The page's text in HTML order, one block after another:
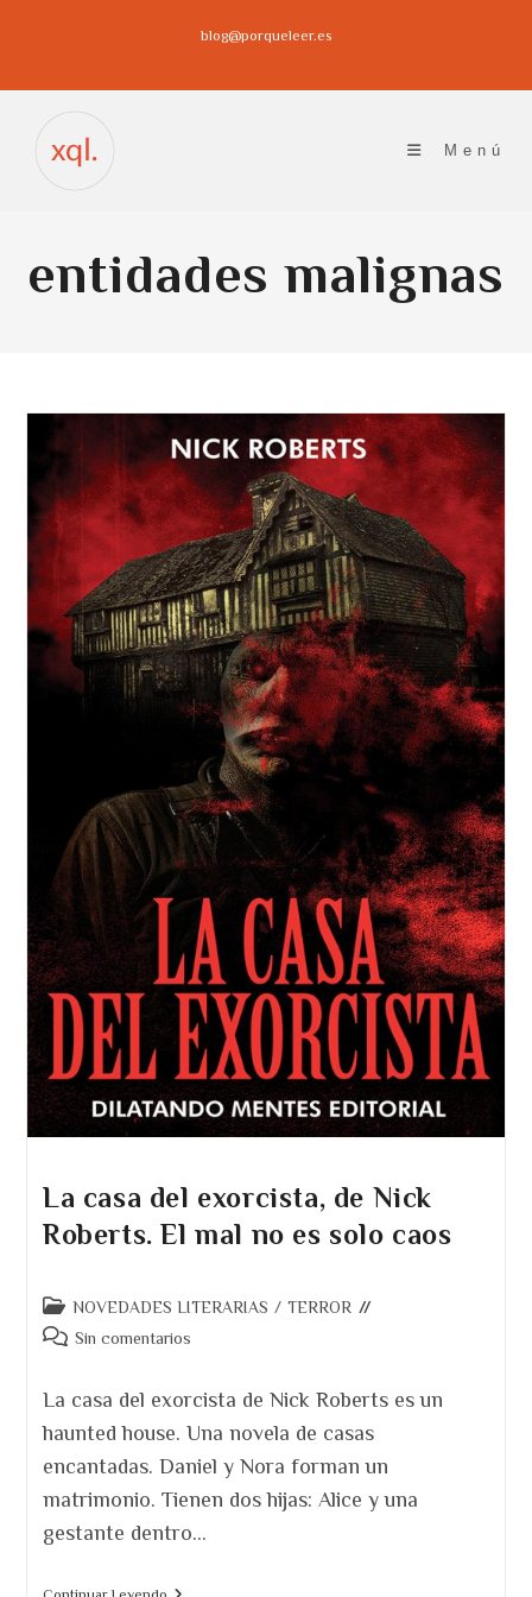
blog@porqueleer.es
Menú
entidades malignas
La casa del exorcista, de Nick
Roberts. El mal no es solo caos
Categoría
de
NOVEDADES LITERARIAS / TERROR
Comentarios
entrada:
Sin comentarios
La casa del exorcista de Nick Roberts es un
haunted house. Una novela de casas
encantadas. Daniel y Nora forman un
matrimonio. Tienen dos hijas: Alice y una
gestante dentro…